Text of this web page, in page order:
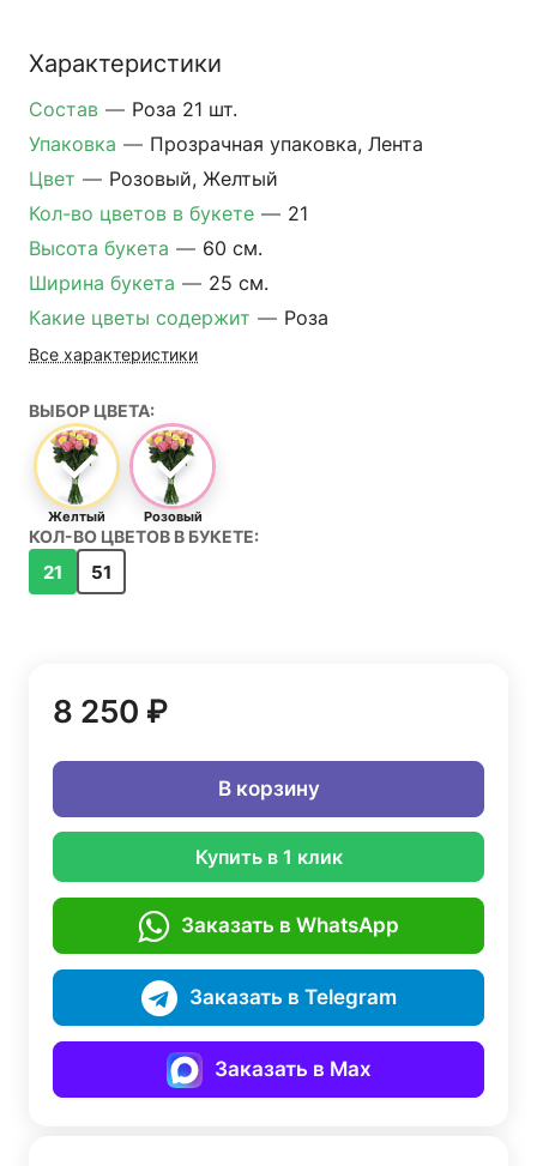
Характеристики
Состав — Роза 21 шт.
Упаковка — Прозрачная упаковка, Лента
Цвет — Розовый, Желтый
Кол-во цветов в букете — 21
Высота букета — 60 см.
Ширина букета — 25 см.
Какие цветы содержит — Роза
Все характеристики
ВЫБОР ЦВЕТА:
Желтый Розовый
КОЛ-ВО ЦВЕТОВ В БУКЕТЕ:
21 51
8 250 ₽
В корзину
Купить в 1 клик
Заказать в WhatsApp
Заказать в Telegram
Заказать в Max